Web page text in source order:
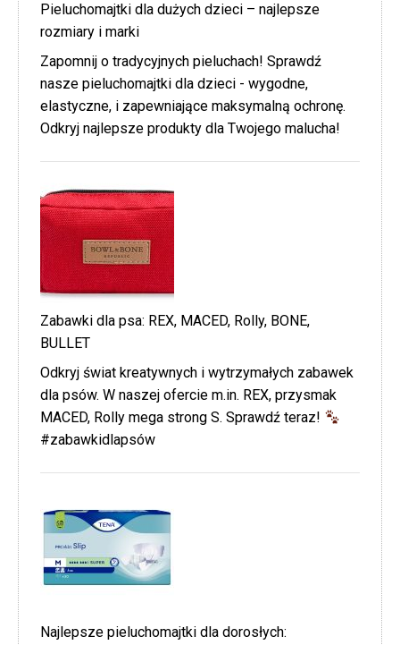
Pieluchomajtki dla dużych dzieci – najlepsze
rozmiary i marki
Zapomnij o tradycyjnych pieluchach! Sprawdź
nasze pieluchomajtki dla dzieci - wygodne,
elastyczne, i zapewniające maksymalną ochronę.
Odkryj najlepsze produkty dla Twojego malucha!
Zabawki dla psa: REX, MACED, Rolly, BONE,
BULLET
Odkryj świat kreatywnych i wytrzymałych zabawek
dla psów. W naszej ofercie m.in. REX, przysmak
MACED, Rolly mega strong S. Sprawdź teraz!
#zabawkidlapsów
Najlepsze pieluchomajtki dla dorosłych: